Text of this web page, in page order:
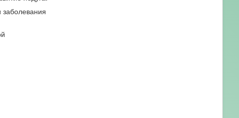
заболевания